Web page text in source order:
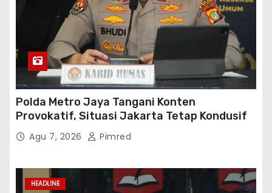
Polda Metro Jaya Tangani Konten
Provokatif, Situasi Jakarta Tetap Kondusif
Agu 7, 2026 Pimred
HEADLINE